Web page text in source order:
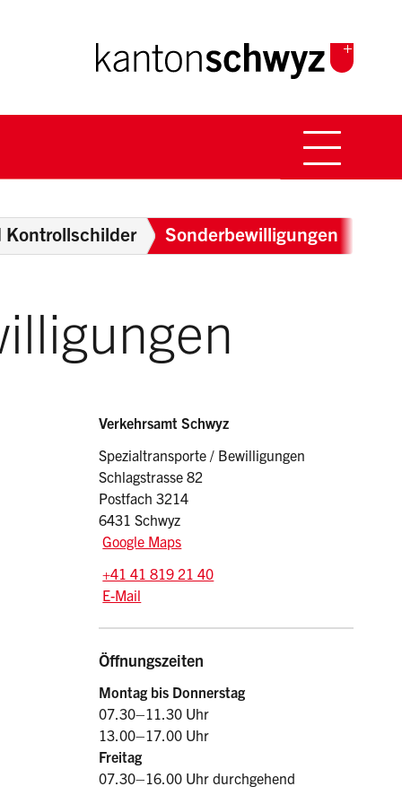
Breadcrumb
Kontrollschilder Sonderbewilligungen
Sidebar
Adresse
Verkehrsamt Schwyz
Spezialtransporte / Bewilligungen
Schlagstrasse 82
Postfach 3214
6431 Schwyz
Google Maps
Tel.:
+41 41 819 21 40
E-Mail: sobe.vasz
E-Mail
Öffnungszeiten
Montag bis Donnerstag
07.30–11.30 Uhr
13.00–17.00 Uhr
Freitag
07.30–16.00 Uhr durchgehend